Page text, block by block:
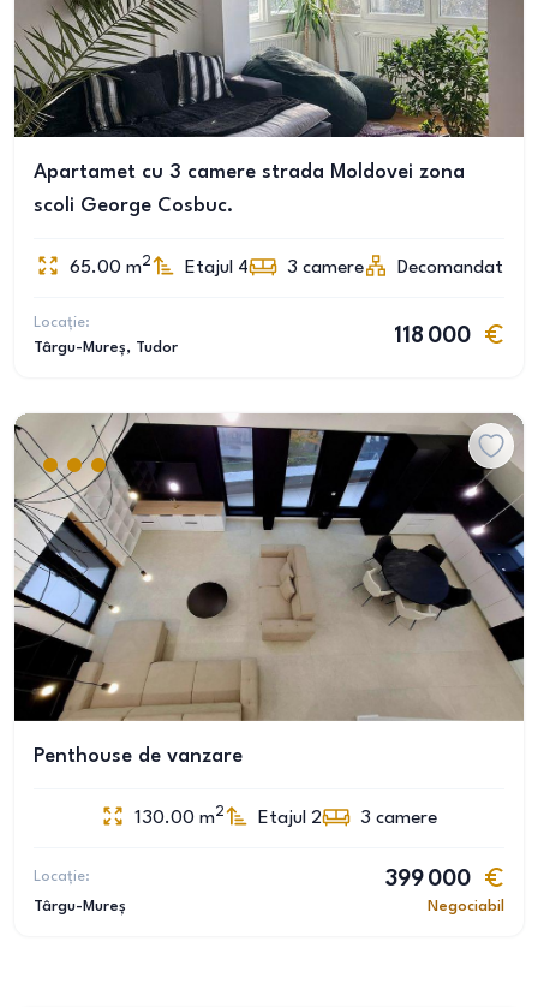
Apartamet cu 3 camere strada Moldovei zona
scoli George Cosbuc.
65.00 m2 Etajul 4 3 camere Decomandat
Locație:
Târgu-Mureș, Tudor
118 000
Penthouse de vanzare
130.00 m2 Etajul 2 3 camere
Locație:
Târgu-Mureș
399 000
Negociabil